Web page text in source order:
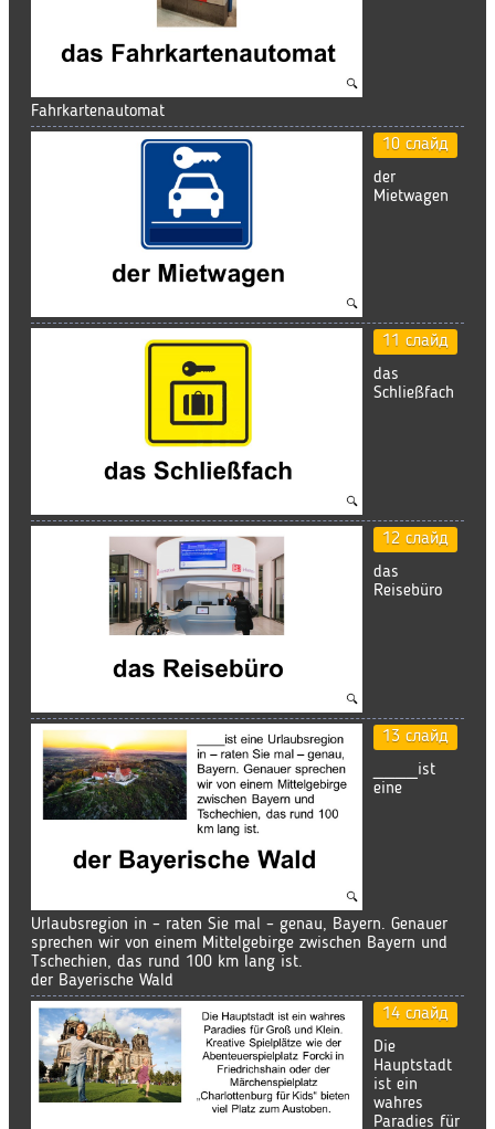
Fahrkartenautomat
10 слайд
der
Mietwagen
11 слайд
das
Schließfach
12 слайд
das
Reisebüro
13 слайд
____ist
eine
Urlaubsregion in – raten Sie mal – genau, Bayern. Genauer
sprechen wir von einem Mittelgebirge zwischen Bayern und
Tschechien, das rund 100 km lang ist.
der Bayerische Wald
14 слайд
Die
Hauptstadt
ist ein
wahres
Paradies für